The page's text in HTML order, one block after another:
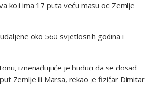
koji ima 17 puta veću masu od Zemlje
oko 560 svjetlosnih godina i
iznenađujuće je budući da se dosad
Zemlje ili Marsa, rekao je fizičar Dimitar